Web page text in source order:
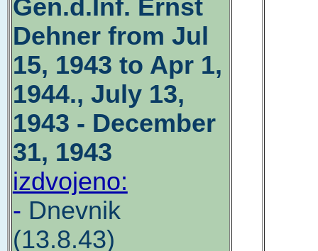
Gen.d.Inf. Ernst
Dehner from Jul
15, 1943 to Apr 1,
1944., July 13,
1943 - December
31, 1943
izdvojeno:
- Dnevnik
(13.8.43)